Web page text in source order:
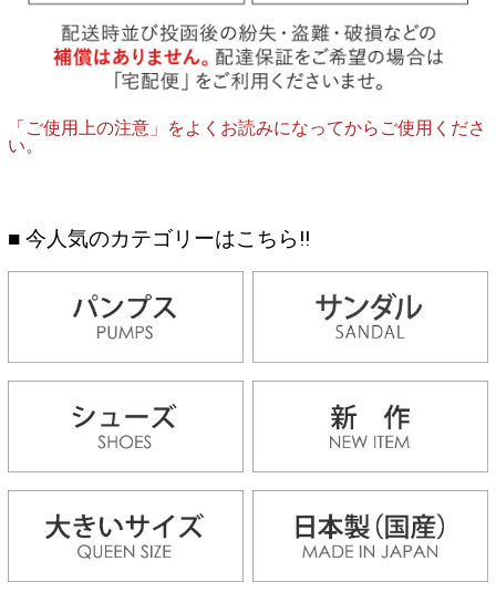
「ご使用上の注意」をよくお読みになってからご使用くださ
い。
■ 今人気のカテゴリーはこちら!!